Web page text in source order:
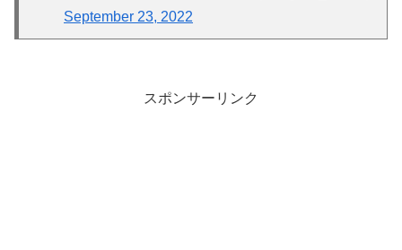
September 23, 2022
スポンサーリンク